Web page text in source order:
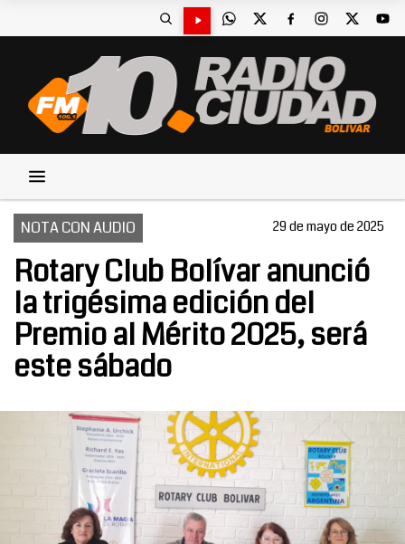
NOTA CON AUDIO 29 de mayo de 2025
Rotary Club Bolívar anunció
la trigésima edición del
Premio al Mérito 2025, será
este sábado